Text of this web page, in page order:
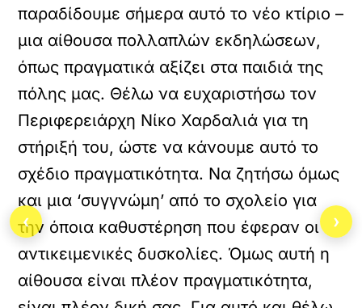
παραδίδουμε σήμερα αυτό το νέο κτίριο –
μια αίθουσα πολλαπλών εκδηλώσεων,
όπως πραγματικά αξίζει στα παιδιά της
πόλης μας. Θέλω να ευχαριστήσω τον
Περιφερειάρχη Νίκο Χαρδαλιά για τη
στήριξή του, ώστε να κάνουμε αυτό το
σχέδιο πραγματικότητα. Να ζητήσω όμως
και μια ‘συγγνώμη’ από το σχολείο για
την όποια καθυστέρηση που έφεραν οι
αντικειμενικές δυσκολίες. Όμως αυτή η
αίθουσα είναι πλέον πραγματικότητα,
‹ ›